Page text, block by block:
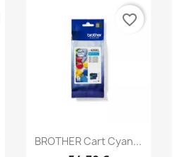
Aperçu rapide
BROTHER Cart Cyan...
favorite_border